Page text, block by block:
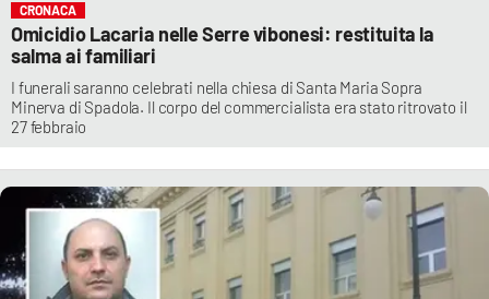
CRONACA
Omicidio Lacaria nelle Serre vibonesi: restituita la
salma ai familiari
I funerali saranno celebrati nella chiesa di Santa Maria Sopra
Minerva di Spadola. Il corpo del commercialista era stato ritrovato il
27 febbraio